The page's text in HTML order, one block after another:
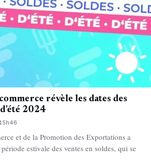
révèle les dates des
2024
et de la Promotion des Exportations a
estivale des ventes en soldes, qui se